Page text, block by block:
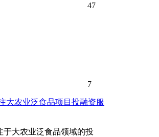
47
7
于大农业泛食品领域的投